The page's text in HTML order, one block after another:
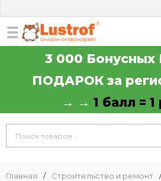
3 000 Бонусных
ПОДАРОК за
→ → 1 балл =
Главная / Строительство и ремонт /